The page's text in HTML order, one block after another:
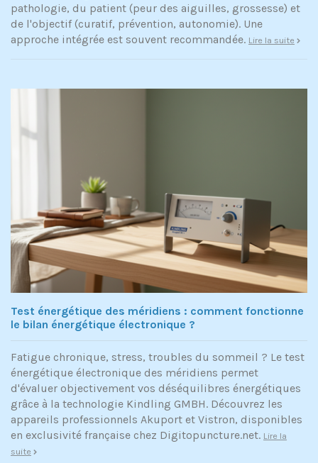
pathologie, du patient (peur des aiguilles, grossesse) et
de l'objectif (curatif, prévention, autonomie). Une
approche intégrée est souvent recommandée. Lire la suite
Test énergétique des méridiens : comment fonctionne
le bilan énergétique électronique ?
Fatigue chronique, stress, troubles du sommeil ? Le test
énergétique électronique des méridiens permet
d'évaluer objectivement vos déséquilibres énergétiques
grâce à la technologie Kindling GMBH. Découvrez les
appareils professionnels Akuport et Vistron, disponibles
en exclusivité française chez Digitopuncture.net. Lire la
suite